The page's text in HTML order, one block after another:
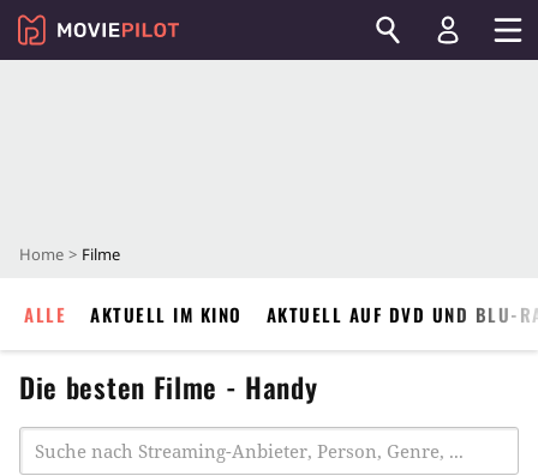
Home Filme
ALLE AKTUELL IM KINO AKTUELL AUF DVD UND BLU-
Die besten Filme - Handy